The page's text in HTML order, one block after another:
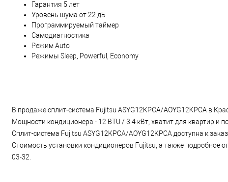
Гарантия 5 лет
Уровень шума от 22 дБ
Программируемый таймер
Самодиагностика
Режим Auto
Режимы Sleep, Powerful, Economy
В продаже сплит-система Fujitsu ASYG12KPCA/AOYG12KPCA в
Мощности кондиционера - 12 BTU / 3.4 кВт, хватит для квартир и
Сплит-система Fujitsu ASYG12KPCA/AOYG12KPCA доступна к
Стоимость установки кондиционеров Fujitsu, а также подробное
03-32.